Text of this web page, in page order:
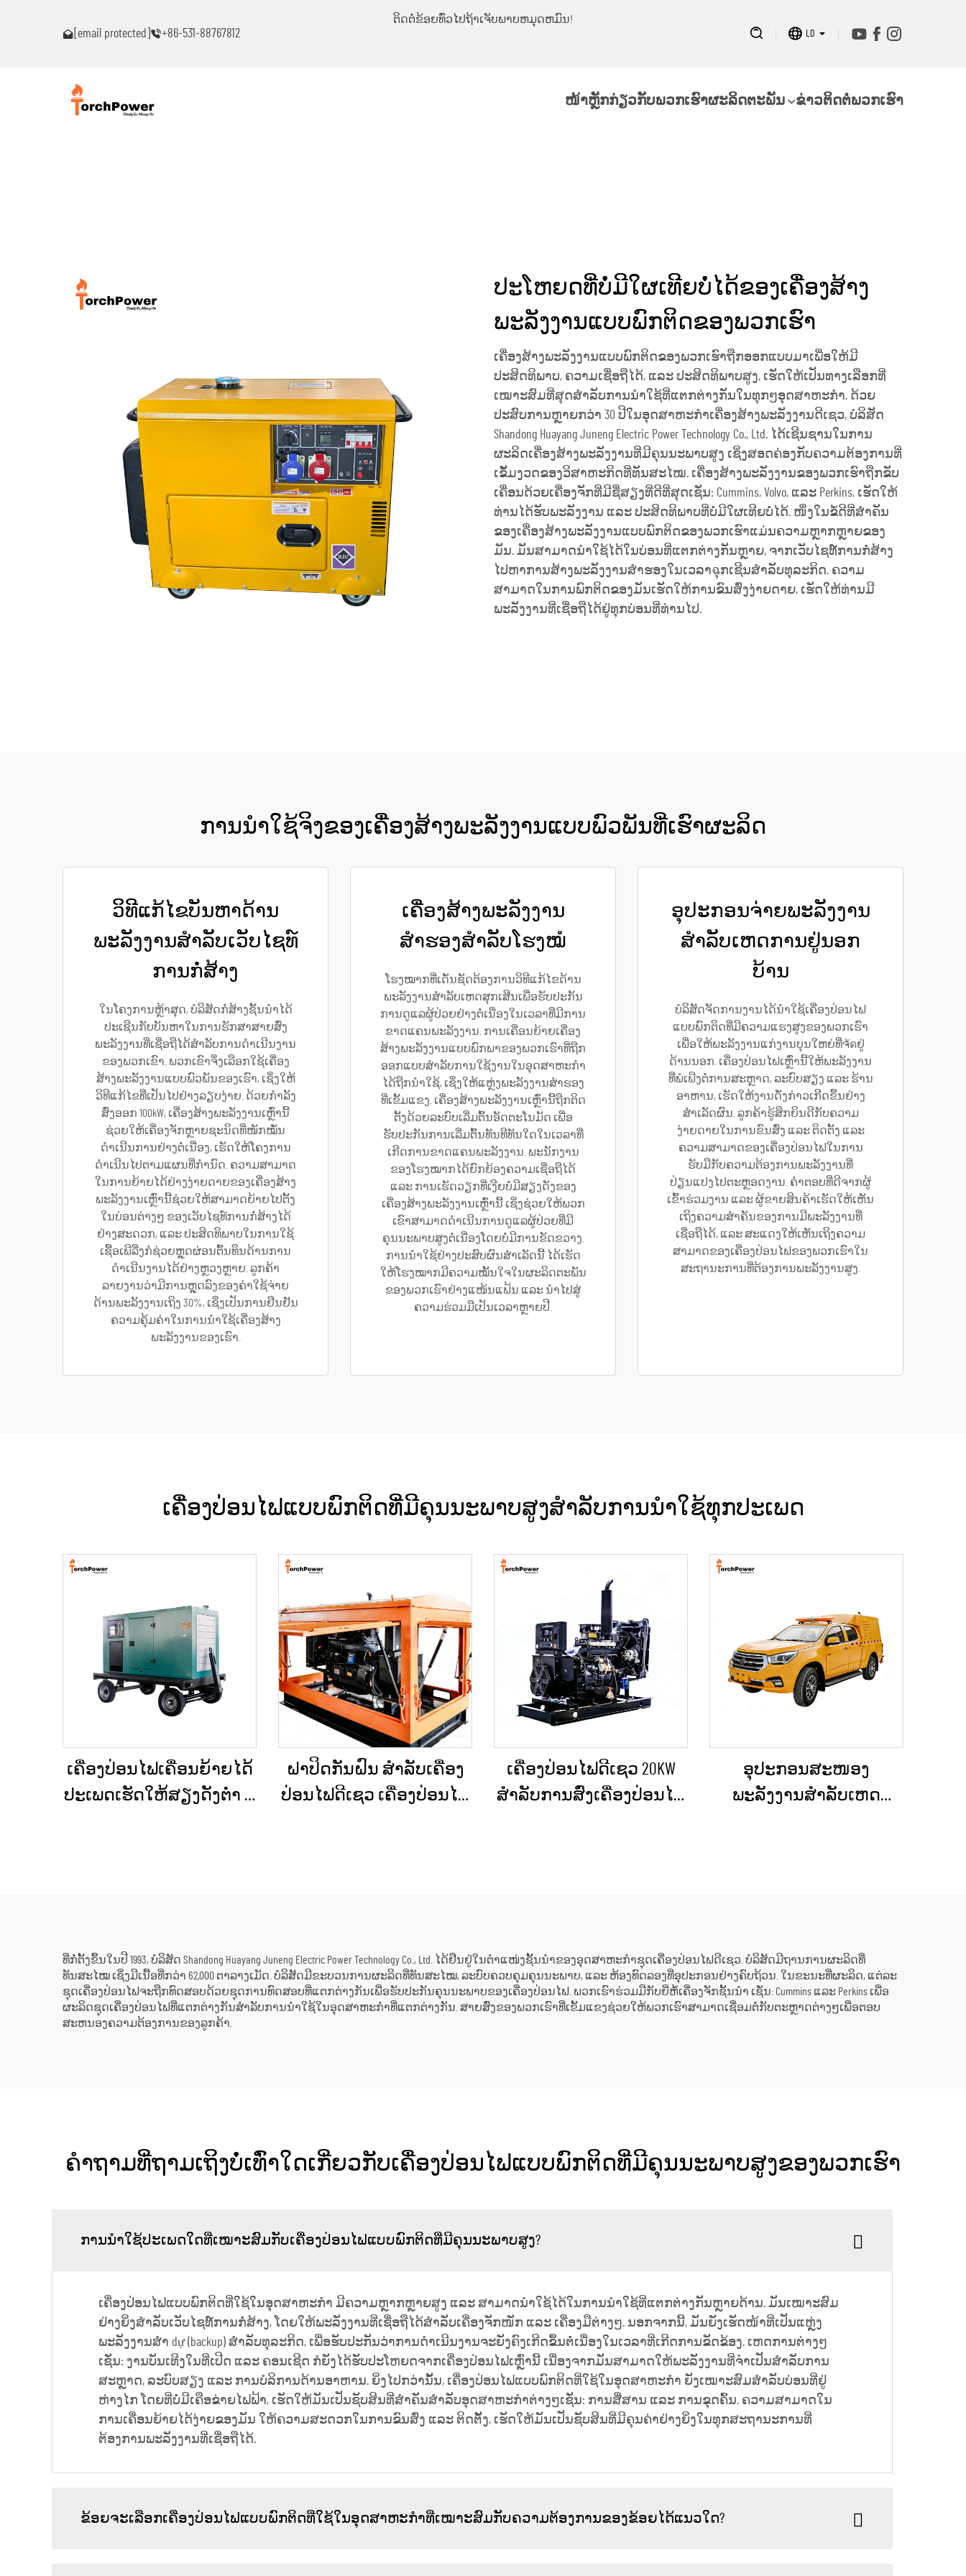
[email protected] +86-531-88767812
ຕິດຕໍ່ຂ້ອຍທົ່ວໄປຖ້າເຈັບພາບຫມຸດຫມົນ!
LO
ໜ້າຫຼັກກ່ຽວກັບພວກເຮົາຜະລິດຕະພັນ ຂ່າວຕິດຕໍ່ພວກເຮົາ
ປະໂຫຍດທີ່ບໍ່ມີໃຜເທີຍບໍ່ໄດ້ຂອງເຄື່ອງສ້າງ
ພະລັງງານແບບພົກຕິດຂອງພວກເຮົາ
ເຄື່ອງສ້າງພະລັງງານແບບພົກຕິດຂອງພວກເຮົາຖືກອອກແບບມາເພື່ອໃຫ້ມີ
ປະສິດທິພາບ, ຄວາມເຊື່ອຖືໄດ້, ແລະ ປະສິດທິພາບສູງ, ເຮັດໃຫ້ເປັນທາງເລືອກທີ່
ເໝາະສົມທີ່ສຸດສຳລັບການນຳໃຊ້ທີ່ແຕກຕ່າງກັນໃນທຸກໆອຸດສາຫະກຳ. ດ້ວຍ
ປະສົບການຫຼາຍກວ່າ 30 ປີໃນອຸດສາຫະກຳເຄື່ອງສ້າງພະລັງງານດີເຊວ, ບໍລິສັດ
Shandong Huayang Juneng Electric Power Technology Co., Ltd. ໄດ້ເຊີນຊານໃນການ
ຜະລິດເຄື່ອງສ້າງພະລັງງານທີ່ມີຄຸນນະພາບສູງ ເຊິ່ງສອດຄ່ອງກັບຄວາມຕ້ອງການທີ່
ເຂັ້ມງວດຂອງວິສາຫະກິດທີ່ທັນສະໄໝ. ເຄື່ອງສ້າງພະລັງງານຂອງພວກເຮົາຖືກຂັບ
ເຄື່ອນດ້ວຍເຄື່ອງຈັກທີ່ມີຊື່ສຽງທີ່ດີທີ່ສຸດເຊັ່ນ: Cummins, Volvo, ແລະ Perkins, ເຮັດໃຫ້
ທ່ານໄດ້ຮັບພະລັງງານ ແລະ ປະສິດທິພາບທີ່ບໍ່ມີໃຜເທີຍບໍ່ໄດ້. ໜຶ່ງໃນຂໍ້ດີທີ່ສຳຄັນ
ຂອງເຄື່ອງສ້າງພະລັງງານແບບພົກຕິດຂອງພວກເຮົາແມ່ນຄວາມຫຼາກຫຼາຍຂອງ
ມັນ. ມັນສາມາດນຳໃຊ້ໄດ້ໃນບ່ອນທີ່ແຕກຕ່າງກັນຫຼາຍ, ຈາກເວັບໄຊທ໌ການກໍ່ສ້າງ
ໄປຫາການສ້າງພະລັງງານສຳຮອງໃນເວລາฉຸກເຊີນສຳລັບທຸລະກິດ. ຄວາມ
ສາມາດໃນການພົກຕິດຂອງມັນເຮັດໃຫ້ການຂົນສົ່ງງ່າຍດາຍ, ເຮັດໃຫ້ທ່ານມີ
ພະລັງງານທີ່ເຊື່ອຖືໄດ້ຢູ່ທຸກບ່ອນທີ່ທ່ານໄປ.
ການນຳໃຊ້ຈິງຂອງເຄື່ອງສ້າງພະລັງງານແບບພົວພັນທີ່ເຮົາຜະລິດ
ວິທີແກ້ໄຂບັນຫາດ້ານ
ພະລັງງານສຳລັບເວັບໄຊທ໌
ການກໍ່ສ້າງ
ໃນໂຄງການຫຼ້າສຸດ, ບໍລິສັດກໍ່ສ້າງຊັ້ນນຳໄດ້
ປະເຊີນກັບບັນຫາໃນການຮັກສາສາຍສົ່ງ
ພະລັງງານທີ່ເຊື່ອຖືໄດ້ສຳລັບການດຳເນີນງານ
ຂອງພວກເຂົາ. ພວກເຂົາຈຶ່ງເລືອກໃຊ້ເຄື່ອງ
ສ້າງພະລັງງານແບບພົວພັນຂອງເຮົາ, ເຊິ່ງໃຫ້
ວິທີແກ້ໄຂທີ່ເປັນໄປຢ່າງລຽບງ່າຍ. ດ້ວຍກຳລັງ
ສົ່ງອອກ 100kW, ເຄື່ອງສ້າງພະລັງງານເຫຼົ່ານີ້
ຊ່ວຍໃຫ້ເຄື່ອງຈັກຫຼາຍຊະນິດທີ່ໜັກໝັ່ນ
ດຳເນີນການຢ່າງຕໍ່ເນື່ອງ, ເຮັດໃຫ້ໂຄງການ
ດຳເນີນໄປຕາມແຜນທີ່ກຳນົດ. ຄວາມສາມາດ
ໃນການຍ້າຍໄດ້ຢ່າງງ່າຍດາຍຂອງເຄື່ອງສ້າງ
ພະລັງງານເຫຼົ່ານີ້ຊ່ວຍໃຫ້ສາມາດຍ້າຍໄປຕັ້ງ
ໃນບ່ອນຕ່າງໆ ຂອງເວັບໄຊທ໌ການກໍ່ສ້າງໄດ້
ຢ່າງສະດວກ, ແລະ ປະສິດທິພາບໃນການໃຊ້
ເຊື້ອເພີລີ່ງກໍຊ່ວຍຫຼຸດຜ່ອນຕົ້ນທຶນດ້ານການ
ດຳເນີນງານໄດ້ຢ່າງຫຼວງຫຼາຍ. ລູກຄ້າ
ລາຍງານວ່າມີການຫຼຸດລົງຂອງຄ່າໃຊ້ຈ່າຍ
ດ້ານພະລັງງານເຖິງ 30%, ເຊິ່ງເປັນການຢືນຢັນ
ຄວາມຄຸ້ມຄ່າໃນການນຳໃຊ້ເຄື່ອງສ້າງ
ພະລັງງານຂອງເຮົາ.
ເຄື່ອງສ້າງພະລັງງານ
ສຳຮອງສຳລັບໂຮງໝໍ
ໂຮງໝາກທີ່ເດັ່ນຊັດຕ້ອງການວິທີແກ້ໄຂດ້ານ
ພະລັງງານສຳລັບເຫດສຸກເສີນເພື່ອຮັບປະກັນ
ການດູແລຜູ້ປ່ວຍຢ່າງຕໍ່ເນື່ອງໃນເວລາທີ່ມີການ
ຂາດແຄນພະລັງງານ. ການເຄື່ອນຍ້າຍເຄື່ອງ
ສ້າງພະລັງງານແບບພົກພາຂອງພວກເຮົາທີ່ຖືກ
ອອກແບບສຳລັບການໃຊ້ງານໃນອຸດສາຫະກຳ
ໄດ້ຖືກນຳໃຊ້, ເຊິ່ງໃຫ້ແຫຼ່ງພະລັງງານສຳຮອງ
ທີ່ເຂັ້ມແຂງ. ເຄື່ອງສ້າງພະລັງງານເຫຼົ່ານີ້ຖືກຕິດ
ຕັ້ງດ້ວຍລະບົບເລີ່ມຕົ້ນອັດຕະໂນມັດ ເພື່ອ
ຮັບປະກັນການເລີ່ມຕົ້ນທັນທີທັນໃດໃນເວລາທີ່
ເກີດການຂາດແຄນພະລັງງານ. ພະນັກງານ
ຂອງໂຮງໝາກໄດ້ຍົກຍ້ອງຄວາມເຊື່ອຖືໄດ້
ແລະ ການເຮັດວຽກທີ່ເງີຍບໍ່ມີສຽງດັງຂອງ
ເຄື່ອງສ້າງພະລັງງານເຫຼົ່ານີ້ ເຊິ່ງຊ່ວຍໃຫ້ພວກ
ເຂົາສາມາດດຳເນີນການດູແລຜູ້ປ່ວຍທີ່ມີ
ຄຸນນະພາບສູງຕໍ່ເນື່ອງໂດຍບໍ່ມີການຂັດຂວາງ.
ການນຳໃຊ້ຢ່າງປະສົບຜົນສຳເລັດນີ້ ໄດ້ເຮັດ
ໃຫ້ໂຮງໝາກມີຄວາມໝັ້ນໃຈໃນຜະລິດຕະພັນ
ຂອງພວກເຮົາຢ່າງແໜ້ນແຟ້ນ ແລະ ນຳໄປສູ່
ຄວາມຮ່ວມມືເປັນເວລາຫຼາຍປີ.
ອຸປະກອນຈ່າຍພະລັງງານ
ສຳລັບເຫດການຢູ່ນອກ
ບ້ານ
ບໍລິສັດຈັດການງານໄດ້ນຳໃຊ້ເຄື່ອງປ່ອນໄຟ
ແບບພົກຕິດທີ່ມີຄວາມແຮງສູງຂອງພວກເຮົາ
ເພື່ອໃຫ້ພະລັງງານແກ່ງານບຸນໃຫຍ່ທີ່ຈัดຢູ່
ດ້ານນອກ. ເຄື່ອງປ່ອນໄຟເຫຼົ່ານີ້ໃຫ້ພະລັງງານ
ທີ່ພໍເພີງຕໍ່ການສະຫຼາດ, ລະບົບສຽງ ແລະ ຮ້ານ
ອາຫານ, ເຮັດໃຫ້ງານດັ່ງກ່າວເກີດຂຶ້ນຢ່າງ
ສຳເລັດຜົນ. ລູກຄ້າຮູ້ສຶກຍິນດີກັບຄວາມ
ງ່າຍດາຍໃນການຂົນສົ່ງ ແລະ ຕິດຕັ້ງ ແລະ
ຄວາມສາມາດຂອງເຄື່ອງປ່ອນໄຟໃນການ
ຮັບມືກັບຄວາມຕ້ອງການພະລັງງານທີ່
ປ່ຽນແປງໄປຕະຫຼອດງານ. ຄຳຕອບທີ່ດີຈາກຜູ້
ເຂົ້າຮ່ວມງານ ແລະ ຜູ້ຂາຍສິນຄ້າເຮັດໃຫ້ເຫັນ
ເຖິງຄວາມສຳຄັນຂອງການມີພະລັງງານທີ່
ເຊື່ອຖືໄດ້, ແລະ ສະແດງໃຫ້ເຫັນເຖິງຄວາມ
ສາມາດຂອງເຄື່ອງປ່ອນໄຟຂອງພວກເຮົາໃນ
ສະຖານະການທີ່ຕ້ອງການພະລັງງານສູງ.
ເຄື່ອງປ່ອນໄຟແບບພົກຕິດທີ່ມີຄຸນນະພາບສູງສຳລັບການນຳໃຊ້ທຸກປະເພດ
ເຄື່ອງປ່ອນໄຟເຄື່ອນຍ້າຍໄດ້
ປະເພດເຮັດໃຫ້ສຽງດັງຕ່ຳ ທີ່
ຝາປິດກັນຝົນ ສຳລັບເຄື່ອງ
ປ່ອນໄຟດີເຊວ ເຄື່ອງປ່ອນໄຟ
ເຄື່ອງປ່ອນໄຟດີເຊວ 20KW
ສຳລັບການສົ່ງເຄື່ອງປ່ອນໄຟ
ອຸປະກອນສະໜອງ
ພະລັງງານສຳລັບເຫດ
ທີ່ກໍ່ຕັ້ງຂຶ້ນໃນປີ 1993, ບໍລິສັດ Shandong Huayang Juneng Electric Power Technology Co., Ltd. ໄດ້ຢືນຢູ່ໃນຕຳແໜ່ງຊັ້ນນຳຂອງອຸດສາຫະກຳຊຸດເຄື່ອງປ່ອນໄຟດີເຊວ. ບໍລິສັດມີຖານການຜະລິດທີ່
ທັນສະໄໝ ເຊິ່ງມີເນື້ອທີ່ກວ່າ 62,000 ຕາລາງເມັດ. ບໍລິສັດມີຂະບວນການຜະລິດທີ່ທັນສະໄໝ, ລະບົບຄວບຄຸມຄຸນນະພາບ, ແລະ ຫ້ອງທົດລອງທີ່ອຸປະກອນຢ່າງຄົບຖ້ວນ. ໃນຂະນະທີ່ຜະລິດ, ແຕ່ລະ
ຊຸດເຄື່ອງປ່ອນໄຟຈະຖືກທົດສອບດ້ວຍຊຸດການທົດສອບທີ່ແຕກຕ່າງກັນເພື່ອຮັບປະກັນຄຸນນະພາບຂອງເຄື່ອງປ່ອນໄຟ. ພວກເຮົາຮ່ວມມືກັບຍີ່ຫໍ້ເຄື່ອງຈັກຊັ້ນນຳ ເຊັ່ນ: Cummins ແລະ Perkins ເພື່ອ
ຜະລິດຊຸດເຄື່ອງປ່ອນໄຟທີ່ແຕກຕ່າງກັນສຳລັບການນຳໃຊ້ໃນອຸດສາຫະກຳທີ່ແຕກຕ່າງກັນ. ສາຍສົ່ງຂອງພວກເຮົາທີ່ເຂັ້ມແຂງຊ່ວຍໃຫ້ພວກເຮົາສາມາດເຊື່ອມຕໍ່ກັບຕະຫຼາດຕ່າງໆເພື່ອຕອບ
ສະຫນອງຄວາມຕ້ອງການຂອງລູກຄ້າ.
ຄຳຖາມທີ່ຖາມເຖິງບໍ່ເທົ່າໃດເກີ່ຍວກັບເຄື່ອງປ່ອນໄຟແບບພົກຕິດທີ່ມີຄຸນນະພາບສູງຂອງພວກເຮົາ
ການນຳໃຊ້ປະເພດໃດທີ່ເໝາະສົມກັບເຄື່ອງປ່ອນໄຟແບບພົກຕິດທີ່ມີຄຸນນະພາບສູງ?
ເຄື່ອງປ່ອນໄຟແບບພົກຕິດທີ່ໃຊ້ໃນອຸດສາຫະກຳ ມີຄວາມຫຼາກຫຼາຍສູງ ແລະ ສາມາດນຳໃຊ້ໄດ້ໃນການນຳໃຊ້ທີ່ແຕກຕ່າງກັນຫຼາຍດ້ານ. ມັນເໝາະສົມ
ຢ່າງຍິ່ງສຳລັບເວັບໄຊທ໌ການກໍ່ສ້າງ, ໂດຍໃຫ້ພະລັງງານທີ່ເຊື່ອຖືໄດ້ສຳລັບເຄື່ອງຈັກໜັກ ແລະ ເຄື່ອງມືຕ່າງໆ. ນອກຈາກນີ້, ມັນຍັງເຮັດໜ້າທີ່ເປັນແຫຼ່ງ
ພະລັງງານສຳ dự (backup) ສຳລັບທຸລະກິດ, ເພື່ອຮັບປະກັນວ່າການດຳເນີນງານຈະຍັງຄົງເກີດຂຶ້ນຕໍ່ເນື່ອງໃນເວລາທີ່ເກີດການຂັດຂ້ອງ. ເຫດການຕ່າງໆ
ເຊັ່ນ: ງານບັນເທີງໃນທີ່ເປີດ ແລະ ຄອນເຊີດ ກໍຍັງໄດ້ຮັບປະໂຫຍດຈາກເຄື່ອງປ່ອນໄຟເຫຼົ່ານີ້ ເນື່ອງຈາກມັນສາມາດໃຫ້ພະລັງງານທີ່ຈຳເປັນສຳລັບການ
ສະຫຼາດ, ລະບົບສຽງ ແລະ ການບໍລິການດ້ານອາຫານ. ຍິ່ງໄປກວ່ານັ້ນ, ເຄື່ອງປ່ອນໄຟແບບພົກຕິດທີ່ໃຊ້ໃນອຸດສາຫະກຳ ຍັງເໝາະສົມສຳລັບບ່ອນທີ່ຢູ່
ຫ່າງໄກ ໂດຍທີ່ບໍ່ມີເຄືອຂ່າຍໄຟຟ້າ, ເຮັດໃຫ້ມັນເປັນຊັບສິນທີ່ສຳຄັນສຳລັບອຸດສາຫະກຳຕ່າງໆເຊັ່ນ: ການສື່ສານ ແລະ ການຂຸດຄົ້ນ. ຄວາມສາມາດໃນ
ການເຄື່ອນຍ້າຍໄດ້ງ່າຍຂອງມັນ ໃຫ້ຄວາມສະດວກໃນການຂົນສົ່ງ ແລະ ຕິດຕັ້ງ, ເຮັດໃຫ້ມັນເປັນຊັບສິນທີ່ມີຄຸນຄ່າຢ່າງຍິ່ງໃນທຸກສະຖານະການທີ່
ຕ້ອງການພະລັງງານທີ່ເຊື່ອຖືໄດ້.
ຂ້ອຍຈະເລືອກເຄື່ອງປ່ອນໄຟແບບພົກຕິດທີ່ໃຊ້ໃນອຸດສາຫະກຳທີ່ເໝາະສົມກັບຄວາມຕ້ອງການຂອງຂ້ອຍໄດ້ແນວໃດ?